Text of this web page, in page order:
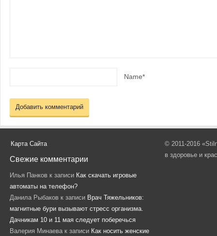
Name*
Карта Сайта
Свежие комментарии
Илья Панков к записи Как скачать игровые
автоматы на телефон?
Данила Рыбаков к записи Врач Тяжельников:
магнитные бури вызывают стресс организма.
Дачникам 10 и 11 мая следует поберечься
Валерия Минаева к записи Как носить женские
© 2011-2016
в здоровье и